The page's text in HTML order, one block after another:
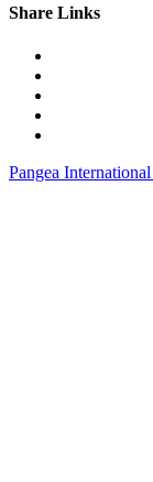
Share Links
Pangea